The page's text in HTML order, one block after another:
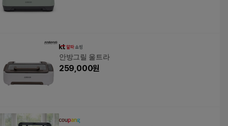
안방그릴 울트라
259,000원